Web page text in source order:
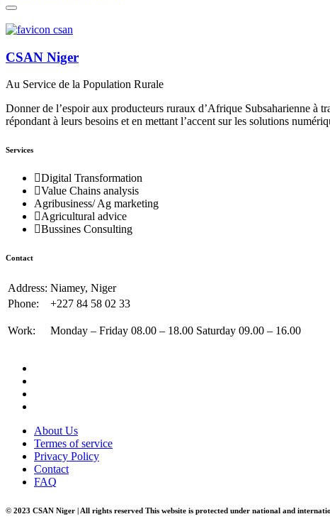
CSAN Niger
Au Service de la Population Rurale
Donner de l’espoir aux producteurs ruraux d’Afrique Subsaharienne à
répondant à leurs besoins et en mettant l’accent sur les solutions
Services
Digital Transformation
Value Chains analysis
Agribusiness/ Ag marketing
Agricultural advice
Bussines Consulting
Contact
Address: Niamey, Niger
Phone:
+227 84 58 02 33
Work: Monday – Friday 08.00 – 18.00 Saturday 09.00 – 16.00
About Us
Termes of service
Privacy Policy
Contact
FAQ
© 2023 CSAN Niger | All rights reserved This website is protected under national and